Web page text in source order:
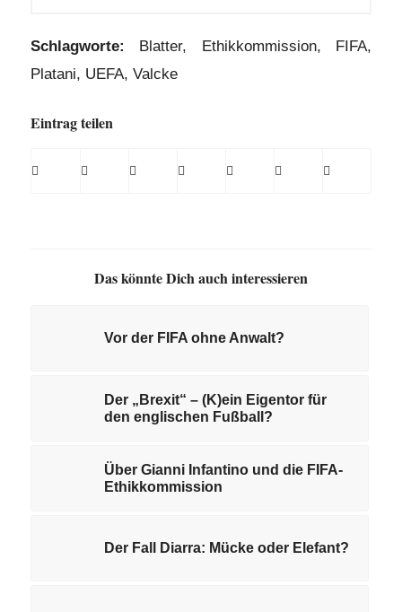
Schlagworte: Blatter, Ethikkommission, FIFA,
Platani, UEFA, Valcke
Eintrag teilen
Das könnte Dich auch interessieren
Vor der FIFA ohne Anwalt?
Der „Brexit“ – (K)ein Eigentor für
den englischen Fußball?
Über Gianni Infantino und die FIFA-
Ethikkommission
Der Fall Diarra: Mücke oder Elefant?